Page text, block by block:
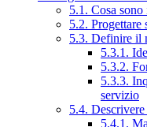
5.1. Cosa
5.2.
5.3. Definire il
5.3.1.
5.3.2.
5.3.3.
servizio
5.4.
5.4.1.